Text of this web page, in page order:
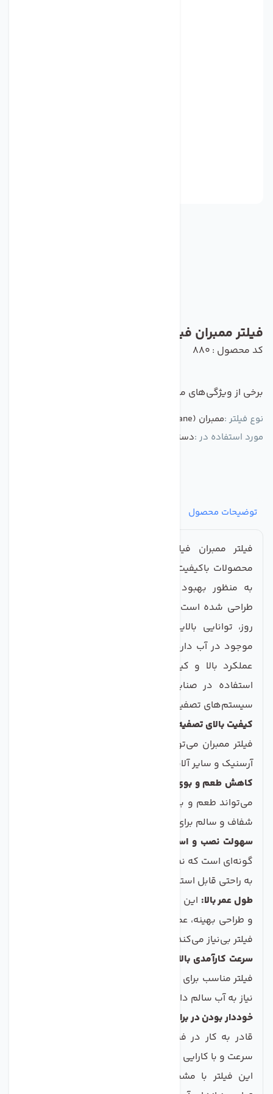
فیلتر ممبران فیلمتک مدل BW60 1812 75
کد محصول : 880
برخی از ویژگی‌های مهم این محصول :
نوع فیلتر :ممبران (Membrane)
مورد استفاده در :دستگاه تصفیه کننده آب
توضیحات محصول
محصولات باکیفیت و کارآمد در زمینه تصفیه آب است که
به منظور بهبود کیفیت آب‌های نیمه‌شیرین و نمکی
روز، توانایی بالایی در حذف آلاینده‌ها و ناخالصی‌های
عملکرد بالا و کیفیت عالی خود، انتخابی مناسب برای
استفاده در صنایع آب شیرین‌کن، خانه‌ها و همچنین
سیستم‌های تصفیه آب خانگی محسوب می‌شود.
کیفیت بالای تصفیه:
آرسنیک و سایر آلاینده‌های مضر را از آب حذف کند.
کاهش طعم و بوی نامطبوع:
می‌تواند طعم و بوی ناخوشایند آب را بهبود بخشد و آبی
شفاف و سالم برای مصرف شما فراهم کند.
سهولت نصب و استفاده:
گونه‌ای است که نصب آن نیاز به دانش فنی خاصی ندارد و
به راحتی قابل استفاده است.
طول عمر بالا: این فیلتر، با استفاده از مواد اولیه با کیفیت
و طراحی بهینه، عمر مفیدی دارد و شما را از تعویض مکرر
فیلتر بی‌نیاز می‌کند.
سرعت کارآمدی بالا:
فیلتر مناسب برای خانواده‌ها و کارگاه‌های کوچک است که
نیاز به آب سالم دارند.
خوددار بودن در برابر فشار بالا:
قادر به کار در فشارهای بالا بوده و می‌تواند آب را به
سرعت و با کارایی بالا تصفیه کند.
این فیلتر با مشخصات متنوعی که دارد، مناسب برای